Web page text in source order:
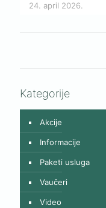
24. april 2026.
Kategorije
Akcije
Informacije
Paketi usluga
Vaučeri
Video